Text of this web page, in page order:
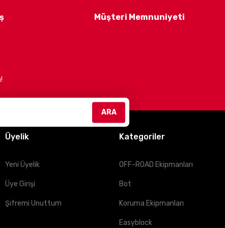
Güvenli, konforlu ve şık sürüşler için bizimle
Müşteri Memnuniyeti
ARA
Üyelik
Yeni Üyelik
Üye Girişi
Şifremi Unuttum
Kategoriler
OFF-ROAD Ekipmanları
Bot
Koruma Ekipmanları
Easyblock